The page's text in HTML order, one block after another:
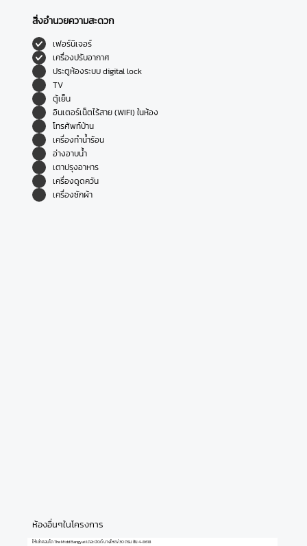
สิ่งอำนวยความสะดวก
เฟอร์นิเจอร์
เครื่องปรับอากาศ
ประตูห้องระบบ digital lock
TV
ตู้เย็น
อินเตอร์เน็ตไร้สาย (WIFI) ในห้อง
โทรศัพท์บ้าน
เครื่องทำน้ำร้อน
อ่างอาบน้ำ
เตาปรุงอาหาร
เครื่องดูดควัน
เครื่องซักผ้า
ห้องอื่นๆในโครงการ
ให้เช่าคอนโด The Midd Bangyai เดอะ มิดด์ บางใหญ่ 30 ตรม ชั้น 4-8618